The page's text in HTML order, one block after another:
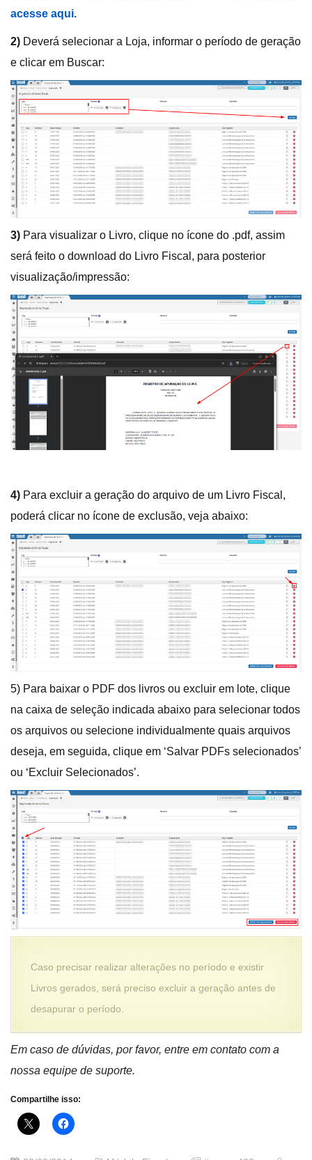
acesse aqui.
2) Deverá selecionar a Loja, informar o período de geração
e clicar em Buscar:
3) Para visualizar o Livro, clique no ícone do .pdf, assim
será feito o download do Livro Fiscal, para posterior
visualização/impressão:
4) Para excluir a geração do arquivo de um Livro Fiscal,
poderá clicar no ícone de exclusão, veja abaixo:
5) Para baixar o PDF dos livros ou excluir em lote, clique
na caixa de seleção indicada abaixo para selecionar todos
os arquivos ou selecione individualmente quais arquivos
deseja, em seguida, clique em ‘Salvar PDFs selecionados’
ou ‘Excluir Selecionados’.
Caso precisar realizar alterações no período e existir
Livros gerados, será preciso excluir a geração antes de
desapurar o período.
Em caso de dúvidas, por favor, entre em contato com a
nossa equipe de suporte.
Compartilhe isso: